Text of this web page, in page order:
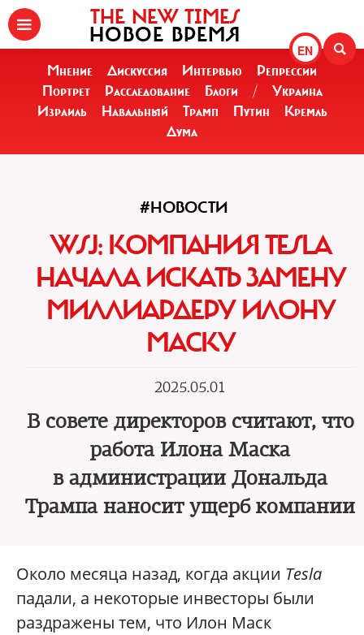
EN
THE NEW TIMES
НОВОЕ ВРЕМЯ
Мнение Дискуссия Интервью
Репрессии
Портрет
Расследование Блоги /
Украина
Израиль
Навальный Трамп Путин
Кремль
Дума
#НОВОСТИ
WSJ: КОМПАНИЯ TESLA
НАЧАЛА ИСКАТЬ ЗАМЕНУ
МИЛЛИАРДЕРУ ИЛОНУ
МАСКУ
2025.05.01
В совете директоров считают, что
работа Илона Маска
в администрации Дональда
Трампа наносит ущерб компании
Около месяца назад, когда акции Tesla
падали, а некоторые инвесторы были
раздражены тем, что Илон Маск